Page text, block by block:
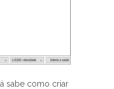
sabe como criar